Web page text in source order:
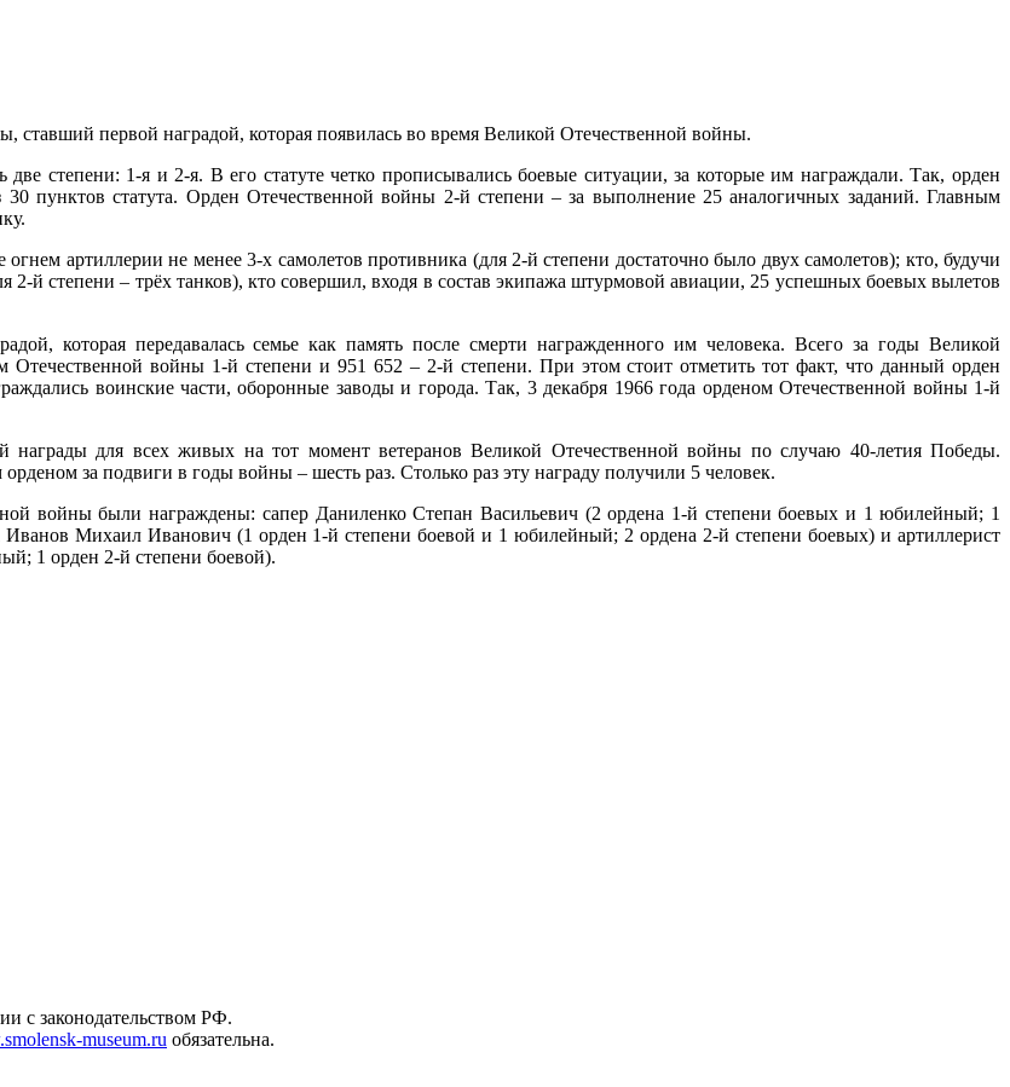
ставший первой наградой, которая появилась во время Великой Отечественной войны.
степени: 1-я и 2-я. В его статуте четко прописывались боевые ситуации, за которые им награждали. Так, орден
пунктов статута. Орден Отечественной войны 2-й степени – за выполнение 25 аналогичных заданий. Главным
артиллерии не менее 3-х самолетов противника (для 2-й степени достаточно было двух самолетов); кто, будучи
2-й степени – трёх танков), кто совершил, входя в состав экипажа штурмовой авиации, 25 успешных боевых вылетов
которая передавалась семье как память после смерти награжденного им человека. Всего за годы Великой
войны 1-й степени и 951 652 – 2-й степени. При этом стоит отметить тот факт, что данный орден
воинские части, оборонные заводы и города. Так, 3 декабря 1966 года орденом Отечественной войны 1-й
награды для всех живых на тот момент ветеранов Великой Отечественной войны по случаю 40-летия Победы.
за подвиги в годы войны – шесть раз. Столько раз эту награду получили 5 человек.
войны были награждены: сапер Даниленко Степан Васильевич (2 ордена 1-й степени боевых и 1 юбилейный; 1
Михаил Иванович (1 орден 1-й степени боевой и 1 юбилейный; 2 ордена 2-й степени боевых) и артиллерист
1 орден 2-й степени боевой).
с законодательством РФ.
museum.ru обязательна.